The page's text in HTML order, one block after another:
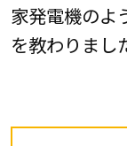
家発電機のよ
を教わりまし